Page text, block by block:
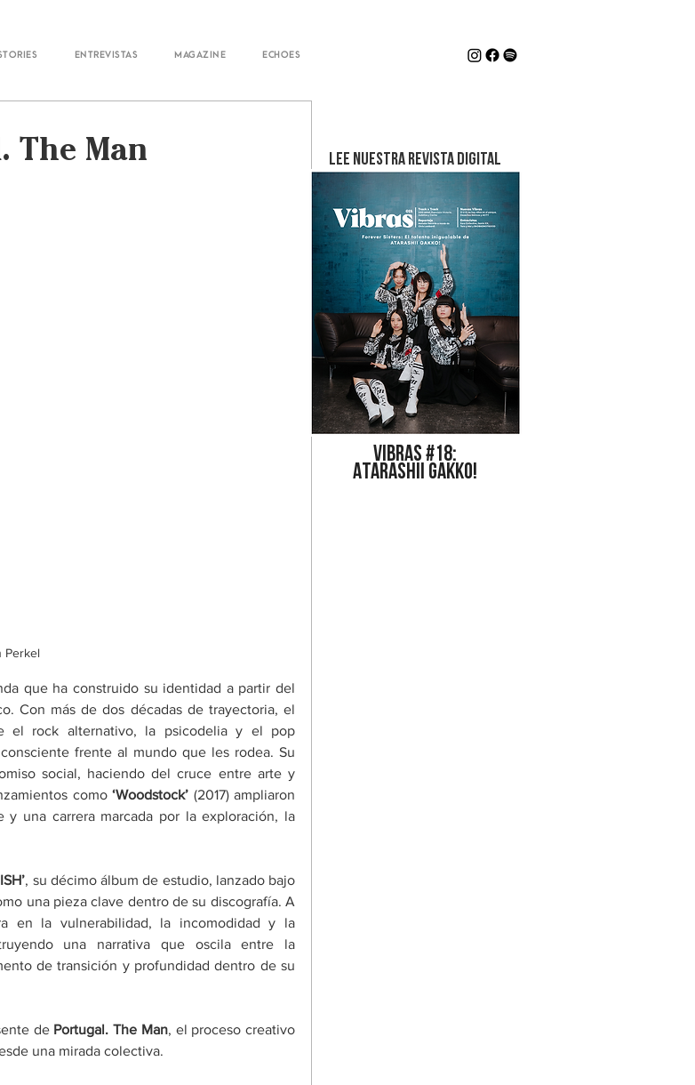
Entrevistas Magazine Echoes
The Man
Perkel
que ha construido su identidad a partir del
Con más de dos décadas de trayectoria, el
el rock alternativo, la psicodelia y el pop
frente al mundo que les rodea. Su
social, haciendo del cruce entre arte y
como ‘Woodstock’ (2017) ampliaron
una carrera marcada por la exploración, la
’, su décimo álbum de estudio, lanzado bajo
una pieza clave dentro de su discografía. A
en la vulnerabilidad, la incomodidad y la
una narrativa que oscila entre la
de transición y profundidad dentro de su
de Portugal. The Man, el proceso creativo
una mirada colectiva.
LEE NUESTRA REVISTA DIGITAL
Vibras #18:
ATARASHII GAKKO!